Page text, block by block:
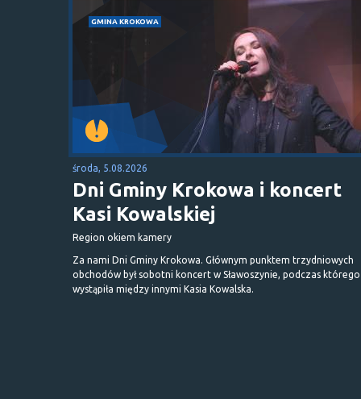
GMINA KROKOWA
środa, 5.08.2026
Dni Gminy Krokowa i koncert
Kasi Kowalskiej
Region okiem kamery
Za nami Dni Gminy Krokowa. Głównym punktem trzydniowych
obchodów był sobotni koncert w Sławoszynie, podczas którego
wystąpiła między innymi Kasia Kowalska.